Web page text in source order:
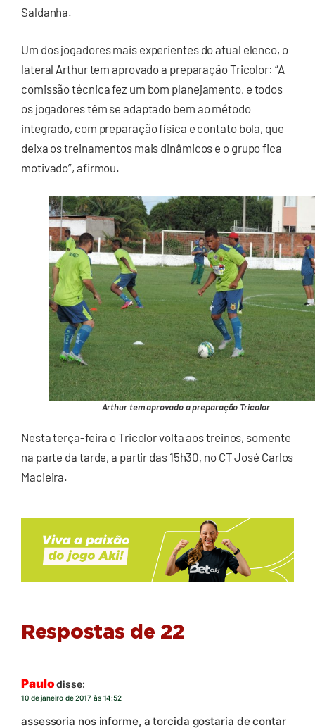
Saldanha.
Um dos jogadores mais experientes do atual elenco, o
lateral Arthur tem aprovado a preparação Tricolor: “A
comissão técnica fez um bom planejamento, e todos
os jogadores têm se adaptado bem ao método
integrado, com preparação física e contato bola, que
deixa os treinamentos mais dinâmicos e o grupo fica
motivado”, afirmou.
Arthur tem aprovado a preparação Tricolor
Nesta terça-feira o Tricolor volta aos treinos, somente
na parte da tarde, a partir das 15h30, no CT José Carlos
Macieira.
Respostas de 22
Paulo disse:
10 de janeiro de 2017 às 14:52
assessoria nos informe, a torcida gostaria de contar